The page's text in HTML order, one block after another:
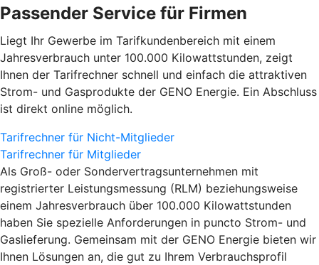
Passender Service für Firmen
Liegt Ihr Gewerbe im Tarifkundenbereich mit einem
Jahresverbrauch unter 100.000 Kilowattstunden, zeigt
Ihnen der Tarifrechner schnell und einfach die attraktiven
Strom- und Gasprodukte der GENO Energie. Ein Abschluss
ist direkt online möglich.
Tarifrechner für Nicht-Mitglieder
Tarifrechner für Mitglieder
Als Groß- oder Sondervertragsunternehmen mit
registrierter Leistungsmessung (RLM) beziehungsweise
einem Jahresverbrauch über 100.000 Kilowattstunden
haben Sie spezielle Anforderungen in puncto Strom- und
Gaslieferung. Gemeinsam mit der GENO Energie bieten wir
Ihnen Lösungen an, die gut zu Ihrem Verbrauchsprofil